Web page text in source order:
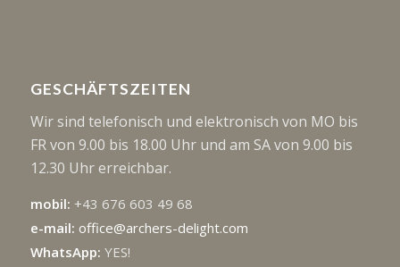
GESCHÄFTSZEITEN
Wir sind telefonisch und elektronisch von MO bis
FR von 9.00 bis 18.00 Uhr und am SA von 9.00 bis
12.30 Uhr erreichbar.
mobil: +43 676 603 49 68
e-mail: office@archers-delight.com
WhatsApp: YES!